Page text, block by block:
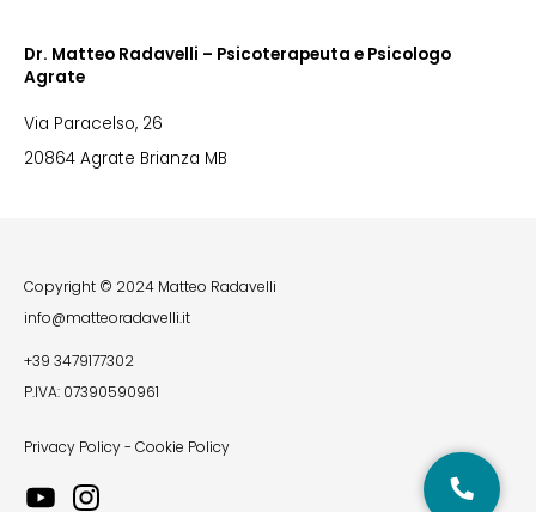
Dr. Matteo Radavelli – Psicoterapeuta e Psicologo
Agrate
Via Paracelso, 26
20864 Agrate Brianza MB
Copyright © 2024 Matteo Radavelli
info@matteoradavelli.it
+39 3479177302
P.IVA: 07390590961
Privacy Policy- Cookie Policy